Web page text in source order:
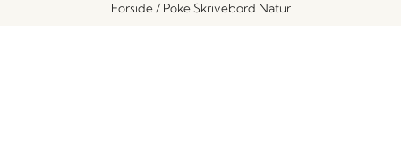
Forside/ Poke Skrivebord Natur